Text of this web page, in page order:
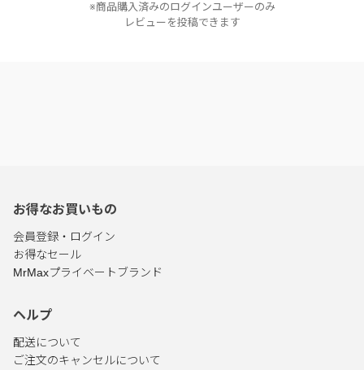
※商品購入済みのログインユーザーのみ
レビューを投稿できます
お得なお買いもの
会員登録・ログイン
お得なセール
MrMaxプライベートブランド
ヘルプ
配送について
ご注文のキャンセルについて